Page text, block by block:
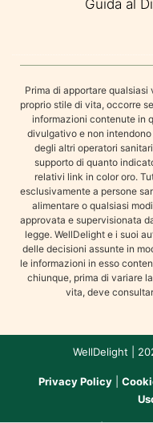
Guida al
Prima di apportare
proprio stile di vita, occorre
informazioni contenute in
divulgativo e non
degli altri operatori
supporto di quanto
relativi link in color oro.
esclusivamente a persone
alimentare o qualsiasi
approvata e supervisionata
legge. WellDelight e i suoi
delle decisioni assunte in
le informazioni in esso
chiunque, prima di variare
vita, deve
WellDelight |
Privacy Policy